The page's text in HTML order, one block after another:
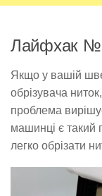
Лайфхак
Якщо у вашій
обрізувача
проблема
машинці є такий
легко обрізати